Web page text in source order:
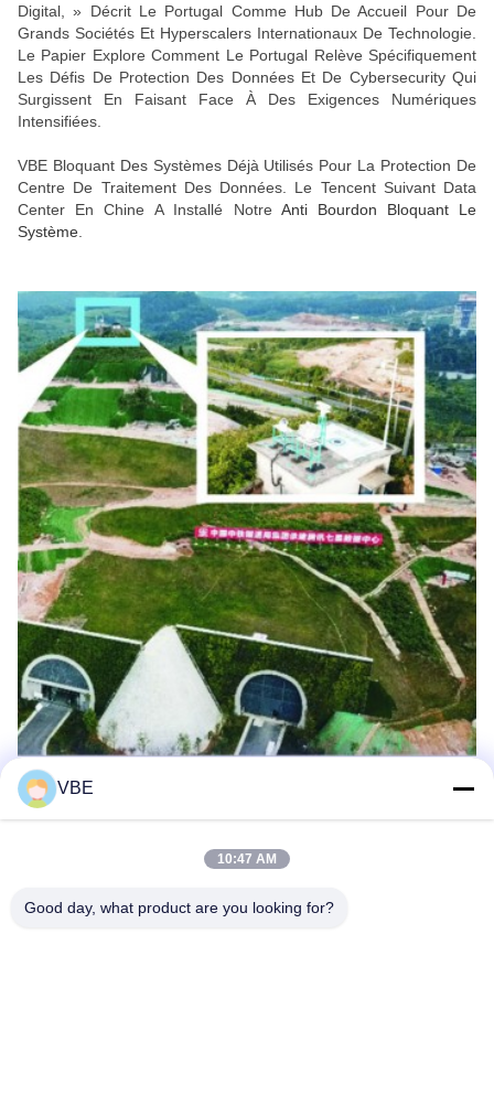
Digital, » Décrit Le Portugal Comme Hub De Accueil Pour De
Grands Sociétés Et Hyperscalers Internationaux De Technologie.
Le Papier Explore Comment Le Portugal Relève Spécifiquement
Les Défis De Protection Des Données Et De Cybersecurity Qui
Surgissent En Faisant Face À Des Exigences Numériques
Intensifiées.
VBE Bloquant Des Systèmes Déjà Utilisés Pour La Protection De
Centre De Traitement Des Données. Le Tencent Suivant Data
Center En Chine A Installé Notre Anti Bourdon Bloquant Le
Système
VBE
10:47 AM
Good day, what product are you looking for?